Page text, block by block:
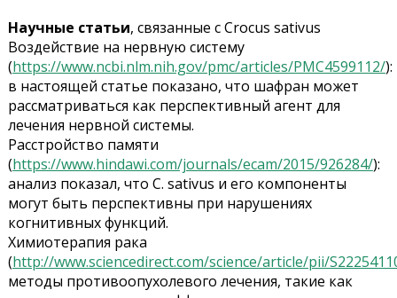
Научные статьи, связанные с Crocus sativus
Воздействие на нервную систему
(https://www.ncbi.nlm.nih.gov/pmc/articles/PMC4599112/):
в настоящей статье показано, что шафран может
рассматриваться как перспективный агент для
лечения нервной системы.
Расстройство памяти
(https://www.hindawi.com/journals/ecam/2015/926284/):
анализ показал, что C. sativus и его компоненты
могут быть перспективны при нарушениях
когнитивных функций.
Химиотерапия рака
(http://www.sciencedirect.com/science/article/pii/
методы противоопухолевого лечения, такие как